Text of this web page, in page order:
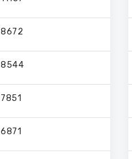
8672
8544
7851
6871